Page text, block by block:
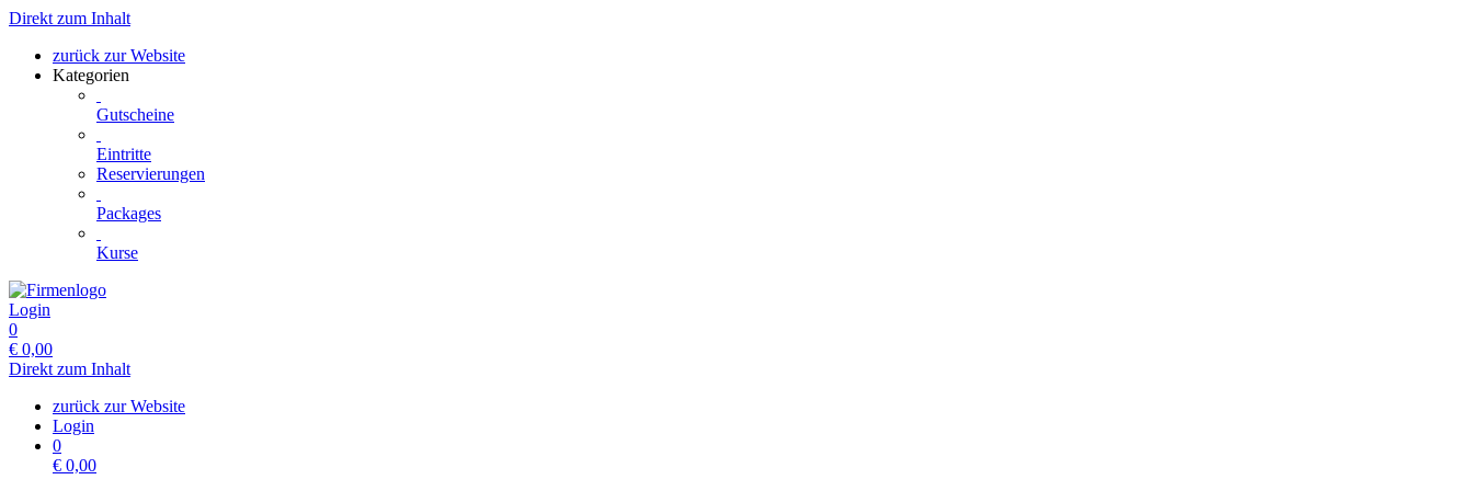
Direkt zum Inhalt
zurück zur Website
Kategorien
Gutscheine
Eintritte
Reservierungen
Packages
Kurse
Login
0
€ 0,00
Direkt zum Inhalt
zurück zur Website
Login
0
€ 0,00